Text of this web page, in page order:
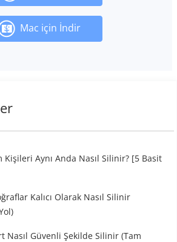
Mac için İndir
Kişileri Aynı Anda Nasıl Silinir? [5 Basit
Kalıcı Olarak Nasıl Silinir
Nasıl Güvenli Şekilde Silinir (Tam